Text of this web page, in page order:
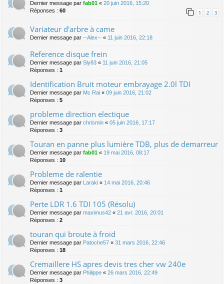
Dernier message par fab01 « 20 juin 2016, 15:20
Réponses : 60 1 2 3
Variateur d'arbre à came
Dernier message par --Alex-- « 11 juin 2016, 22:18
Reference disque frein
Dernier message par Sly83 « 11 juin 2016, 21:05
Réponses : 1
Identification Bruit moteur embrayage 2.0l TDI
Dernier message par Mc Rai « 09 juin 2016, 21:02
Réponses : 5
probleme direction electique
Dernier message par chrismin « 05 juin 2016, 17:17
Réponses : 3
Touran en panne plus lumière TDB, plus de demarreur
Dernier message par fab01 « 19 mai 2016, 08:17
Réponses : 10
Probleme de ralentie
Dernier message par Laraki « 14 mai 2016, 20:46
Réponses : 1
Perte LDR 1.6 TDI 105 (Résolu)
Dernier message par maximus42 « 21 avr. 2016, 20:01
Réponses : 2
touran qui broute à froid
Dernier message par Patoche57 « 31 mars 2016, 22:46
Réponses : 18
Cremaillere HS apres devis tres cher vw 240e
Dernier message par Philippe « 26 mars 2016, 22:49
Réponses : 3